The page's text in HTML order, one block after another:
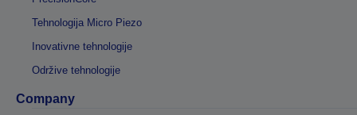
Tehnologija Micro Piezo
Inovativne tehnologije
Održive tehnologije
Company